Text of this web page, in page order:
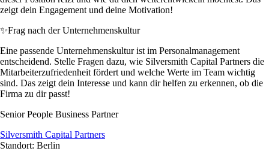
zeigt dein Engagement und deine Motivation!
✨Frag nach der Unternehmenskultur
Eine passende Unternehmenskultur ist im Personalmanagement
entscheidend. Stelle Fragen dazu, wie Silversmith Capital Partners die
Mitarbeiterzufriedenheit fördert und welche Werte im Team wichtig
sind. Das zeigt dein Interesse und kann dir helfen zu erkennen, ob die
Firma zu dir passt!
Senior People Business Partner
Silversmith Capital Partners
Standort: Berlin